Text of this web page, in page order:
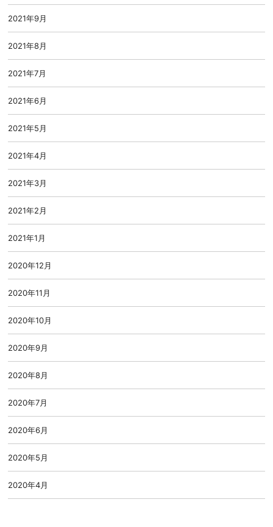
2021年9月
2021年8月
2021年7月
2021年6月
2021年5月
2021年4月
2021年3月
2021年2月
2021年1月
2020年12月
2020年11月
2020年10月
2020年9月
2020年8月
2020年7月
2020年6月
2020年5月
2020年4月